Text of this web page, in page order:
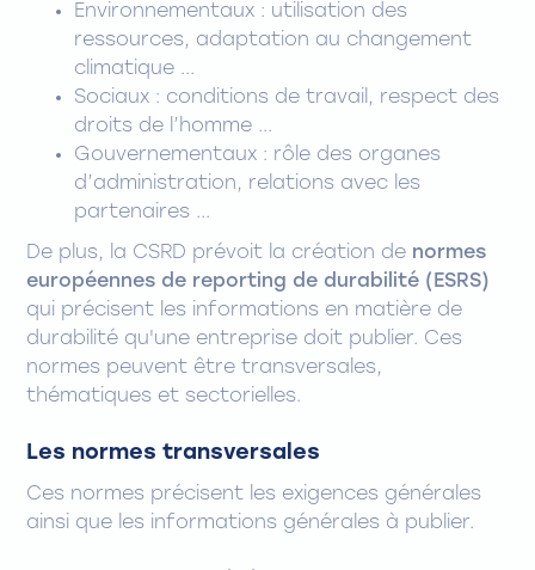
Environnementaux : utilisation des
ressources, adaptation au changement
climatique ...
Sociaux : conditions de travail, respect des
droits de l’homme ...
Gouvernementaux : rôle des organes
d’administration, relations avec les
partenaires ...
De plus, la CSRD prévoit la création de normes
européennes de reporting de durabilité (ESRS)
qui précisent les informations en matière de
durabilité qu'une entreprise doit publier. Ces
normes peuvent être transversales,
thématiques et sectorielles.
Les normes transversales
Ces normes précisent les exigences générales
ainsi que les informations générales à publier.